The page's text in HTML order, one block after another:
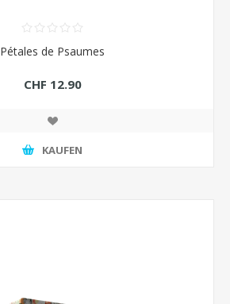
Pétales de Psaumes
CHF 12.90
KAUFEN